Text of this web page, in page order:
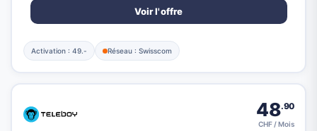
Voir l'offre
Activation : 49.- Réseau : Swisscom
48.90
CHF / Mois